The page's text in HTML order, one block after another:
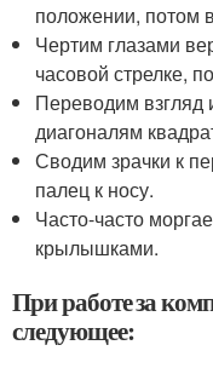
положении, потом
Чертим глазами
часовой стрелке,
Переводим взгляд
диагоналям
Сводим зрачки к
палец к носу.
Часто-часто
крылышками.
При работе за
следующее: